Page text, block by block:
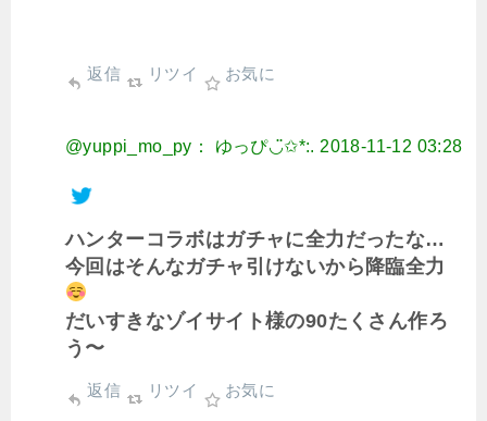
返信 リツイ お気に
@yuppi_mo_py： ゆっぴ◡̈✩*:. 2018-11-12 03:28
ハンターコラボはガチャに全力だったな…
今回はそんなガチャ引けないから降臨全力
だいすきなゾイサイト様の90たくさん作ろ
う〜
返信 リツイ お気に